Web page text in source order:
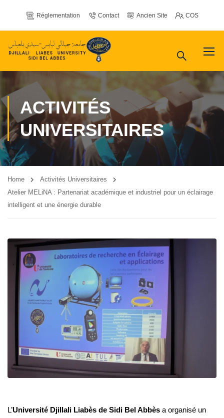
Réglementation Contact Ancien Site COS
ACTIVITÉS
UNIVERSITAIRES
Home
Activités Universitaires
Atelier MELiNA : Partenariat académique et industriel pour un éclairage
intelligent et une énergie durable
L’Université Djillali Liabès de Sidi Bel Abbès a organisé un